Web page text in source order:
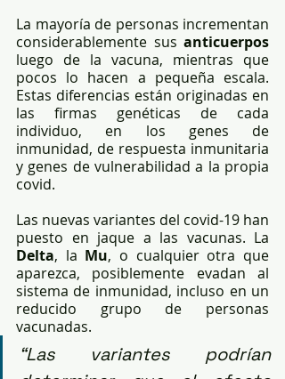
La mayoría de personas incrementan
considerablemente sus anticuerpos
luego de la vacuna, mientras que
pocos lo hacen a pequeña escala.
Estas diferencias están originadas en
las firmas genéticas de cada
individuo, en los genes de
inmunidad, de respuesta inmunitaria
y genes de vulnerabilidad a la propia
covid.
Las nuevas variantes del covid-19 han
Delta, la Mu, o cualquier otra que
aparezca, posiblemente evadan al
sistema de inmunidad, incluso en un
reducido grupo de personas
vacunadas.
“Las variantes podrían